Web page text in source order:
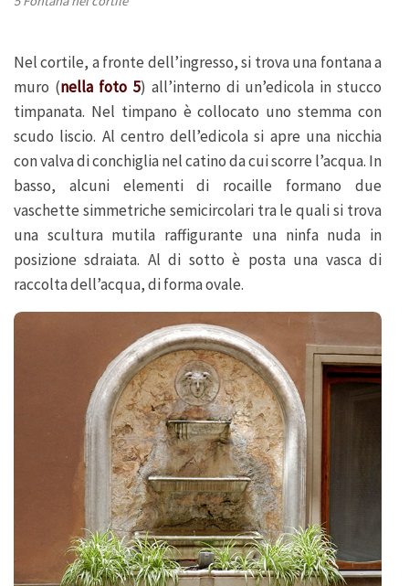
Nel cortile, a fronte dell’ingresso, si trova una fontana a
muro (nella foto 5) all’interno di un’edicola in stucco
timpanata. Nel timpano è collocato uno stemma con
scudo liscio. Al centro dell’edicola si apre una nicchia
con valva di conchiglia nel catino da cui scorre l’acqua. In
basso, alcuni elementi di rocaille formano due
vaschette simmetriche semicircolari tra le quali si trova
una scultura mutila raffigurante una ninfa nuda in
posizione sdraiata. Al di sotto è posta una vasca di
raccolta dell’acqua, di forma ovale.